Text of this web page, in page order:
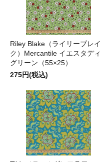
Riley Blake（ライリーブレイ
ク）Mercantile イエスタディ
グリーン（55×25）
275円(税込)